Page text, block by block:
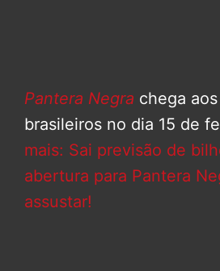
Pantera Negra chega
brasileiros no dia 15 de
mais: Sai previsão de
abertura para Pantera
assustar!